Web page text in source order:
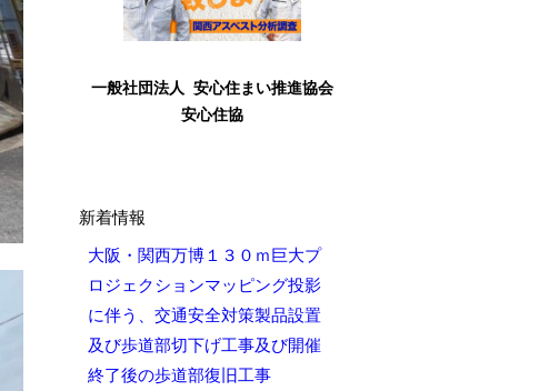
一般社団法人 安心住まい推進協会
安心住協
新着情報
大阪・関西万博１３０ｍ巨大プ
ロジェクションマッピング投影
に伴う、交通安全対策製品設置
及び歩道部切下げ工事及び開催
終了後の歩道部復旧工事